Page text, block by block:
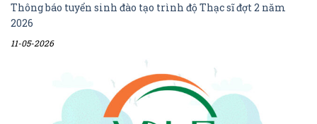
Thông báo tuyển sinh đào tạo trình độ Thạc sĩ đợt 2 năm
2026
11-05-2026